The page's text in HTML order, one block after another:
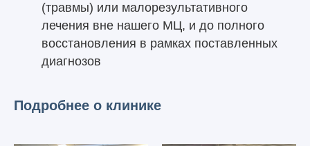
(травмы) или малорезультативного
лечения вне нашего МЦ, и до полного
восстановления в рамках поставленных
диагнозов
Подробнее о клинике